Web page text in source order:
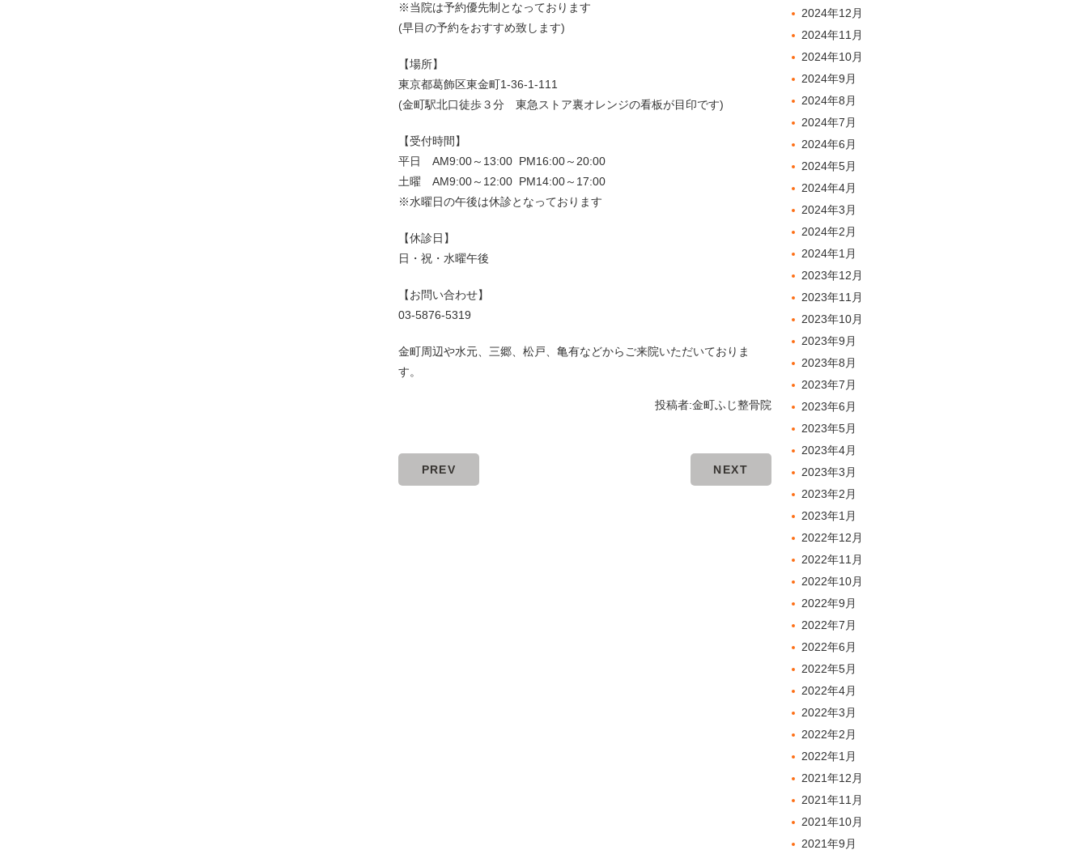
※当院は予約優先制となっております
(早目の予約をおすすめ致します)
【場所】
東京都葛飾区東金町1-36-1-111
(金町駅北口徒歩３分 東急ストア裏オレンジの看板が目印です)
【受付時間】
平日 AM9:00～13:00 PM16:00～20:00
土曜 AM9:00～12:00 PM14:00～17:00
※水曜日の午後は休診となっております
【休診日】
日・祝・水曜午後
【お問い合わせ】
03-5876-5319
金町周辺や水元、三郷、松戸、亀有などからご来院いただいておりま
す。
投稿者:金町ふじ整骨院
PREV NEXT
2024年12月
2024年11月
2024年10月
2024年9月
2024年8月
2024年7月
2024年6月
2024年5月
2024年4月
2024年3月
2024年2月
2024年1月
2023年12月
2023年11月
2023年10月
2023年9月
2023年8月
2023年7月
2023年6月
2023年5月
2023年4月
2023年3月
2023年2月
2023年1月
2022年12月
2022年11月
2022年10月
2022年9月
2022年7月
2022年6月
2022年5月
2022年4月
2022年3月
2022年2月
2022年1月
2021年12月
2021年11月
2021年10月
2021年9月